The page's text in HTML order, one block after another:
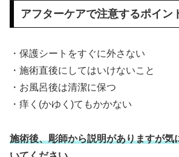
アフターケアで注意するポイン
・保護シートをすぐに外さない
・施術直後にしてはいけないこと
・お風呂後は清潔に保つ
・痒く(かゆく)てもかかない
施術後、彫師から説明がありますが気